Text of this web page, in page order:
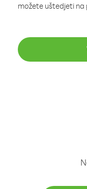
možete uštedjeti na